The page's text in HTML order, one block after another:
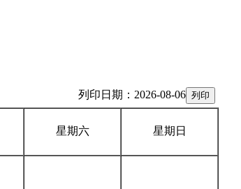
列印日期：2026-08-06
星期六 星期日